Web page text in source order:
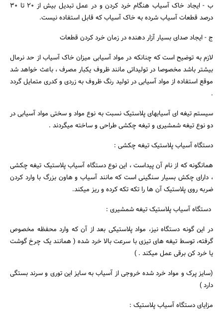
ب - ایجاد خاک آسیاب هنگام خرد کردن و در عمل تبدیل بیش از 20 تا 30
درصد قطعات آسیاب شرده به خاک آسیاب که قابل استفاده نیست.
ج - ایجاد صدای بسیار آزار دهنده در زمان خرد کردن قطعات
لازم به توضیح است که چنانکه در مواد آسیابی میزان خاک آسیاب از حد نرمال
بیشتر باشد مخصوصا در تولیداتی مانند ظروف یکبار مصرف ، باعث خواهد شد
موقع استفاده از مواد آسیابی در تولید رنگ ظروف به زردی و کدری متمایل گردد
.
سیستم تیغه ای آسیابهای پلاستیک نسبت به نوع مواد و سختی مواد آسیابی در
دو نوع تیغه شمشیری و تیغه چکشی طراحی و ساخته میگردند .
دستگاه آسیاب پلاستیک تیغه چکشی :
همانگونه که از نام آن پیداست ، این نوع دستگاه آسیاب پلاستیک تیغه چکشی
، دارای چکش بسیار سنگینی است که مانند آسیاب و هاون بزرگ با وارد کردن
ضربه روی پلاستیک آن ها را تکه تکه کرده و ریز میکند.
دستگاه آسیاب پلاستیک تیغه شمشیری :
در این گونه دستگاه نیز، مواد پلاستیکی بعد از آن که وارد محفظه مخصوص
گرفته، توسط تیغه های تیزی با سرعت بالا خرد شده ( همانند یک چرخ گوشت
یا خرد کن برقی عمل میکند . )
(سایز پرک و مواد خرد شده خروجی از آسیاب به سایز این توری و سرند بستگی
دارد )
مزایای دستگاه آسیاب پلاستیک :